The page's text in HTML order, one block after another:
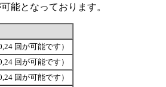
能となっております。
回が可能です）
回が可能です）
回が可能です）